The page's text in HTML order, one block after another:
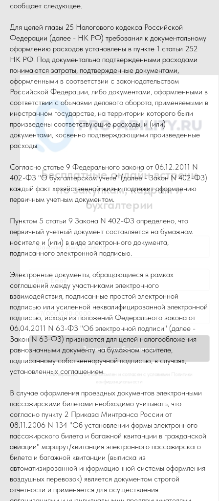
сообщает следующее.
Для целей главы 25 Налогового кодекса Российской
Федерации (далее - НК РФ) требования к документальному
оформлению расходов установлены в пункте 1 статьи 252
НК РФ. Под документально подтвержденными расходами
понимаются затраты, подтвержденные документами,
оформленными в соответствии с законодательством
Российской Федерации, либо документами, оформленными в
соответствии с обычаями делового оборота, применяемыми в
иностранном государстве, на территории которого были
произведены соответствующие расходы, и (или)
документами, косвенно подтверждающими произведенные
расходы.
Согласно статье 9 Федерального закона от 06.12.2011 N
402-ФЗ "О бухгалтерском учете" (далее - Закон N 402-ФЗ)
каждый факт хозяйственной жизни подлежит оформлению
первичным учетным документом.
Пунктом 5 статьи 9 Закона N 402-ФЗ определено, что
первичный учетный документ составляется на бумажном
носителе и (или) в виде электронного документа,
подписанного электронной подписью.
Электронные документы, обращающиеся в рамках
соглашений между участниками электронного
взаимодействия, подписанные простой электронной
подписью или усиленной неквалифицированной электронной
подписью, исходя из положений Федерального закона от
06.04.2011 N 63-ФЗ "Об электронной подписи" (далее -
Закон N 63-ФЗ) признаются для целей налогообложения
равнозначными документу на бумажном носителе,
подписанному собственноручной подписью, в случаях,
установленных соглашением.
В случае оформления проездных документов электронными
пассажирскими билетами необходимо учитывать, что
согласно пункту 2 Приказа Минтранса России от
08.11.2006 N 134 "Об установлении формы электронного
пассажирского билета и багажной квитанции в гражданской
авиации" маршрут/квитанция электронного пассажирского
билета и багажной квитанции (выписка из
автоматизированной информационной системы оформления
воздушных перевозок) является документом строгой
отчетности и применяется для осуществления